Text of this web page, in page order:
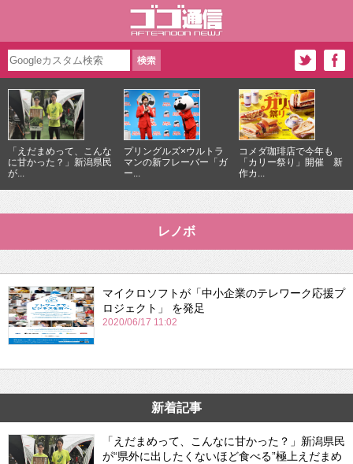
「えだまめって、こんな
に甘かった？」新潟県民
が...
プリングルズ×ウルトラ
マンの新フレーバー「ガ
ー...
コメダ珈琲店で今年も
「カリー祭り」開催 新
作カ...
レノボ
マイクロソフトが「中小企業のテレワーク応援プ
ロジェクト」 を発足
2020/06/17 11:02
新着記事
「えだまめって、こんなに甘かった？」新潟県民
が“県外に出したくないほど食べる”極上えだまめ